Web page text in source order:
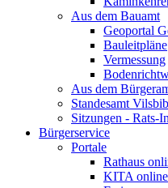
Aus dem Bauamt
Geoportal
Bauleitpläne
Vermessung
Aus dem
Standesamt
Sitzungen - Rats-
Bürgerservice
Portale
Rathaus
KITA online